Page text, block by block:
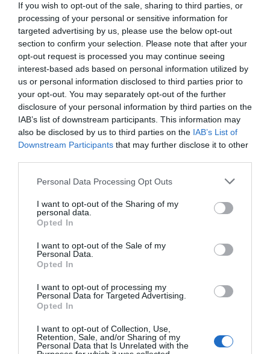
If you wish to opt-out of the sale, sharing to third parties, or
processing of your personal or sensitive information for
targeted advertising by us, please use the below opt-out
section to confirm your selection. Please note that after your
opt-out request is processed you may continue seeing
interest-based ads based on personal information utilized by
us or personal information disclosed to third parties prior to
your opt-out. You may separately opt-out of the further
disclosure of your personal information by third parties on the
IAB’s list of downstream participants. This information may
also be disclosed by us to third parties on the IAB’s List of
Downstream Participants that may further disclose it to other
Personal Data Processing Opt Outs
I want to opt-out of the Sharing of my
personal data.
Opted In
I want to opt-out of the Sale of my
Personal Data.
Opted In
I want to opt-out of processing my
Personal Data for Targeted Advertising.
Opted In
I want to opt-out of Collection, Use,
Retention, Sale, and/or Sharing of my
Personal Data that Is Unrelated with the
CaixaBank
propiedades deportivas y competiciones internacionales,
segmentados por competición, tipología de activos,
marcas, categorías de producto y valor económico
aproximado de cada acuerdo. Si quieres más
información, contacta con nosotros
enintelligence@2playbook.com.
Añadir2Playbookcomo fuente preferida de Google
de forma gratuita
Mantente informado con las últimas noticias de actualidad.
ACTIVAR AHORA
Compartir
Imprimir
2P